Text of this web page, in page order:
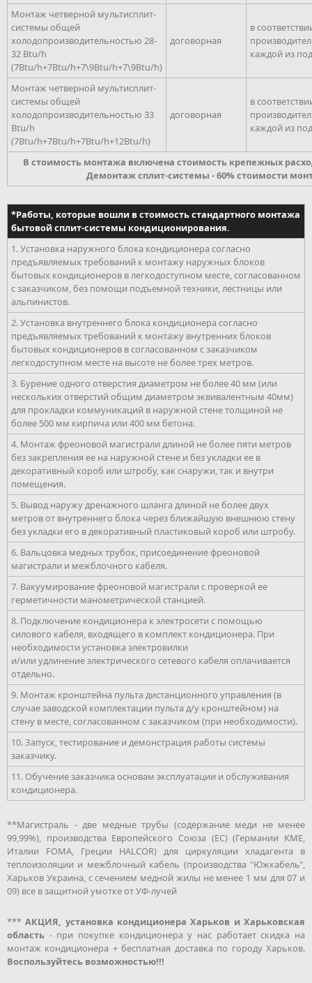
Монтаж четверной мультисплит-
системы общей
холодопроизводительностью 28-
32 Btu/h
(7Btu/h+7Btu/h+7\9Btu/h+7\9Btu/h)
договорная
в
каждой из
Монтаж четверной мультисплит-
системы общей
холодопроизводительностью 33
Btu/h
(7Btu/h+7Btu/h+7Btu/h+12Btu/h)
договорная
в
каждой из
В стоимость монтажа включена стоимость крепежных
Демонтаж сплит-системы - 60% стоимости
*Работы, которые вошли в стоимость стандартного монтажа
бытовой сплит-системы кондиционирования.
1. Установка наружного блока кондиционера согласно
предъявляемых требований к монтажу наружных блоков
бытовых кондиционеров в легкодоступном месте, согласованном
с заказчиком, без помощи подъемной техники, лестницы или
альпинистов.
2. Установка внутреннего блока кондиционера согласно
предъявляемых требований к монтажу внутренних блоков
бытовых кондиционеров в согласованном с заказчиком
легкодоступном месте на высоте не более трех метров.
3. Бурение одного отверстия диаметром не более 40 мм (или
нескольких отверстий общим диаметром эквивалентным 40мм)
для прокладки коммуникаций в наружной стене толщиной не
более 500 мм кирпича или 400 мм бетона.
4. Монтаж фреоновой магистрали длиной не более пяти метров
без закрепления ее на наружной стене и без укладки ее в
декоративный короб или штробу, как снаружи, так и внутри
помещения.
5. Вывод наружу дренажного шланга длиной не более двух
метров от внутреннего блока через ближайшую внешнюю стену
без укладки его в декоративный пластиковый короб или штробу.
6. Вальцовка медных трубок, присоединение фреоновой
магистрали и межблочного кабеля.
7. Вакуумирование фреоновой магистрали с проверкой ее
герметичности манометрической станцией.
8. Подключение кондиционера к электросети с помощью
силового кабеля, входящего в комплект кондиционера. При
необходимости установка электровилки
и/или удлинение электрического сетевого кабеля оплачивается
отдельно.
9. Монтаж кронштейна пульта дистанционного управления (в
случае заводской комплектации пульта д/у кронштейном) на
стену в месте, согласованном с заказчиком (при необходимости).
10. Запуск, тестирование и демонстрация работы системы
заказчику.
11. Обучение заказчика основам эксплуатации и обслуживания
кондиционера.
**Магистраль - две медные трубы (содержание меди не менее
99,99%), производства Европейского Союза (ЕС) (Германии KME,
Италии FOMA, Греции HALCOR) для циркуляции хладагента в
теплоизоляции и межблочный кабель (производства "Южкабель",
Харьков Украина, с сечением медной жилы не менее 1 мм для 07 и
09) все в защитной умотке от УФ-лучей
***АКЦИЯ, установка кондиционера Харьков и Харьковская
область - при покупке кондиционера у нас работает скидка на
монтаж кондиционера + бесплатная доставка по городу Харьков.
Воспользуйтесь возможностью!!!